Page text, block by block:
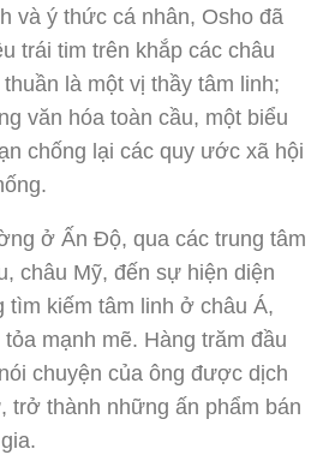
và ý thức cá nhân, Osho đã
trái tim trên khắp các châu
là một vị thầy tâm linh;
văn hóa toàn cầu, một biểu
chống lại các quy ước xã hội
ở Ấn Độ, qua các trung tâm
châu Mỹ, đến sự hiện diện
tìm kiếm tâm linh ở châu Á,
mạnh mẽ. Hàng trăm đầu
chuyện của ông được dịch
trở thành những ấn phẩm bán